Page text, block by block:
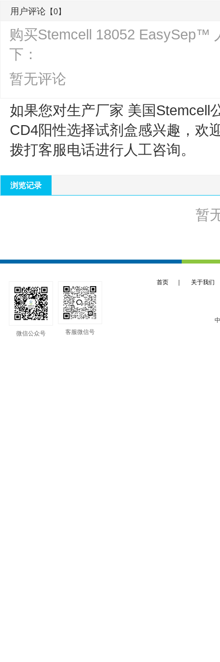
用户评论 【0】
购买Stemcell 18052 EasySep™
下：
暂无评论
如果您对生产厂家 美国Stemcell
CD4阳性选择试剂盒感兴趣，欢
拨打客服电话进行人工咨询。
浏览记录
暂
首页 关于我们
微信公众号
客服微信号